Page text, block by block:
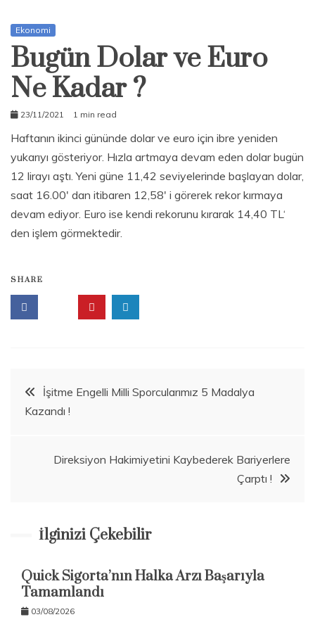
Ekonomi
Bugün Dolar ve Euro
Ne Kadar ?
23/11/2021
1 min read
Haftanın ikinci gününde dolar ve euro için ibre yeniden
yukarıyı gösteriyor. Hızla artmaya devam eden dolar bugün
12 lirayı aştı. Yeni güne 11,42 seviyelerinde başlayan dolar,
saat 16.00′ dan itibaren 12,58′ i görerek rekor kırmaya
devam ediyor. Euro ise kendi rekorunu kırarak 14,40 TL‘
den işlem görmektedir.
E
k
SHARE
Beitragsnavigation
İşitme Engelli Milli Sporcularımız 5 Madalya
Kazandı !
Direksiyon Hakimiyetini Kaybederek Bariyerlere
Çarptı !
İlginizi Çekebilir
Quick Sigorta’nın Halka Arzı Başarıyla
Tamamlandı
03/08/2026